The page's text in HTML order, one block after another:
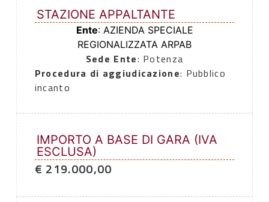
STAZIONE APPALTANTE
Ente: AZIENDA SPECIALE
REGIONALIZZATA ARPAB
Sede Ente: Potenza
Procedura di aggiudicazione: Pubblico
incanto
IMPORTO A BASE DI GARA (IVA
ESCLUSA)
€ 219.000,00